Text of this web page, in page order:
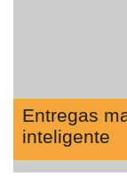
Entregas
inteligente